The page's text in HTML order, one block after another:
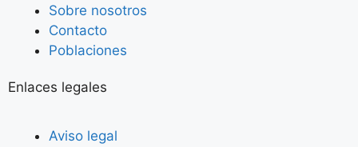
Sobre nosotros
Contacto
Poblaciones
Enlaces legales
Aviso legal